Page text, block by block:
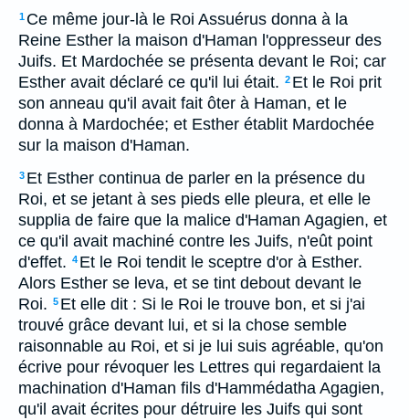
1 Ce même jour-là le Roi Assuérus donna à la
Reine Esther la maison d'Haman l'oppresseur des
Juifs. Et Mardochée se présenta devant le Roi; car
Esther avait déclaré ce qu'il lui était. 2 Et le Roi prit
son anneau qu'il avait fait ôter à Haman, et le
donna à Mardochée; et Esther établit Mardochée
sur la maison d'Haman.
3 Et Esther continua de parler en la présence du
Roi, et se jetant à ses pieds elle pleura, et elle le
supplia de faire que la malice d'Haman Agagien, et
ce qu'il avait machiné contre les Juifs, n'eût point
d'effet. 4 Et le Roi tendit le sceptre d'or à Esther.
Alors Esther se leva, et se tint debout devant le
Roi. 5 Et elle dit : Si le Roi le trouve bon, et si j'ai
trouvé grâce devant lui, et si la chose semble
raisonnable au Roi, et si je lui suis agréable, qu'on
écrive pour révoquer les Lettres qui regardaient la
machination d'Haman fils d'Hammédatha Agagien,
qu'il avait écrites pour détruire les Juifs qui sont